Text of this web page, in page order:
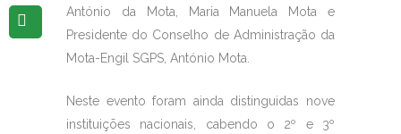
António da Mota, Maria Manuela Mota e
Presidente do Conselho de Administração da
Mota-Engil SGPS, António Mota.
Neste evento foram ainda distinguidas nove
instituições nacionais, cabendo o 2º e 3º